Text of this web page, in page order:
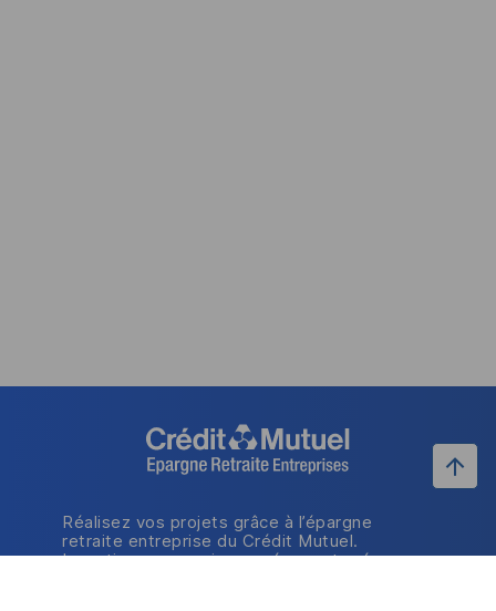
Réalisez vos projets grâce à l’épargne
retraite entreprise du Crédit Mutuel.
Investissez vos primes, gérez votre épargne